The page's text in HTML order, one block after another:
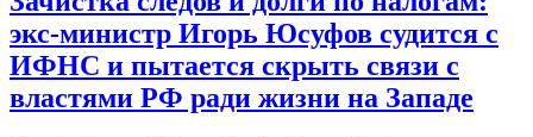
экс-министр Игорь Юсуфов судится с
ИФНС и пытается скрыть связи с
властями РФ ради жизни на Западе